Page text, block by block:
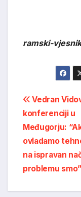
ramski-
Post
Vedran
konferenciji u
Međugorju:
ovladamo
na ispravan
problemu smo”